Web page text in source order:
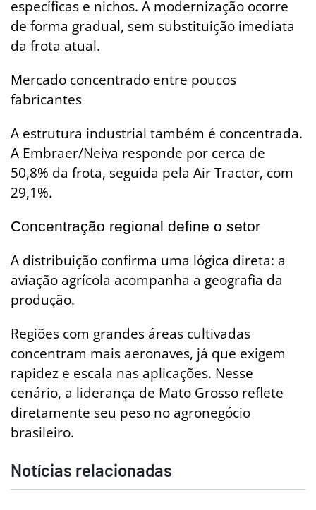
específicas e nichos. A modernização ocorre
de forma gradual, sem substituição imediata
da frota atual.
Mercado concentrado entre poucos
fabricantes
A estrutura industrial também é concentrada.
A Embraer/Neiva responde por cerca de
50,8% da frota, seguida pela Air Tractor, com
29,1%.
Concentração regional define o setor
A distribuição confirma uma lógica direta: a
aviação agrícola acompanha a geografia da
produção.
Regiões com grandes áreas cultivadas
concentram mais aeronaves, já que exigem
rapidez e escala nas aplicações. Nesse
cenário, a liderança de Mato Grosso reflete
diretamente seu peso no agronegócio
brasileiro.
Notícias relacionadas